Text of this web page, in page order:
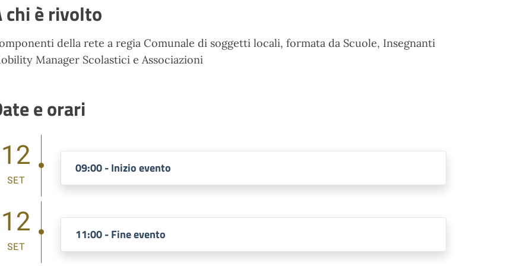
chi è rivolto
della rete a regia Comunale di soggetti locali, formata da Scuole, Insegnanti
Manager Scolastici e Associazioni
e orari
12
SET
09:00 - Inizio evento
12
SET
11:00 - Fine evento